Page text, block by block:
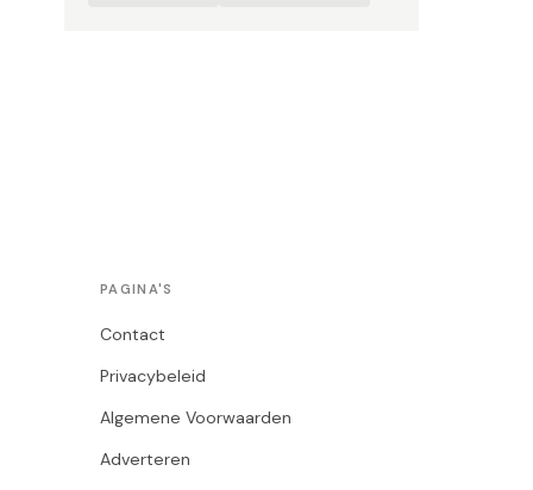
PAGINA'S
Contact
Privacybeleid
Algemene Voorwaarden
Adverteren